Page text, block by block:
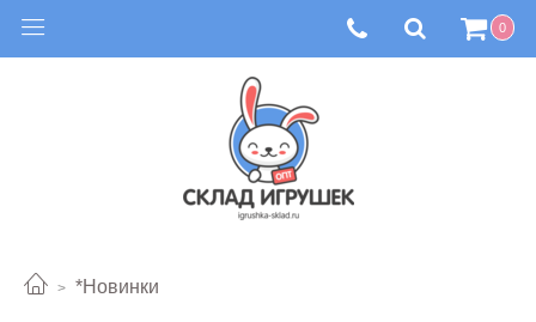
0
*Новинки